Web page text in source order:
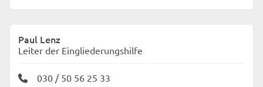
Unionhilfswerk Sozialeinrichtungen gGmbH
Karl-Marx-Straße 9
12043 Berlin
Paul Lenz
Leiter der Eingliederungshilfe
030 / 50 56 25 33